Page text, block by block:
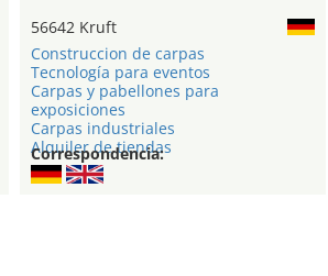
56642 Kruft
Construccion de carpas
Tecnología para eventos
Carpas y pabellones para
exposiciones
Carpas industriales
Alquiler de tiendas
Correspondencia: